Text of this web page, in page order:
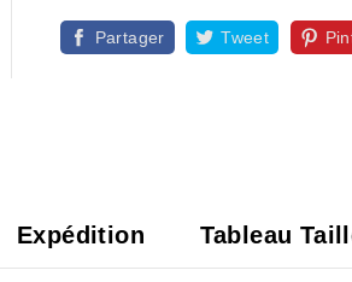
Partager Tweet
Expédition Tableau